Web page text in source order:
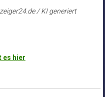
/ KI generiert
es hier